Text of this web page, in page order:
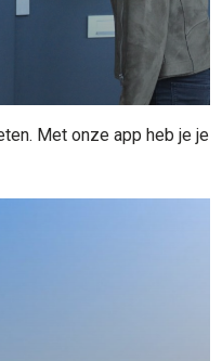
Met onze app heb je je